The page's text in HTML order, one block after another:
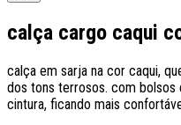
calça cargo caqui
calça em sarja na cor caqui,
dos tons terrosos. com bolsos
cintura, ficando mais